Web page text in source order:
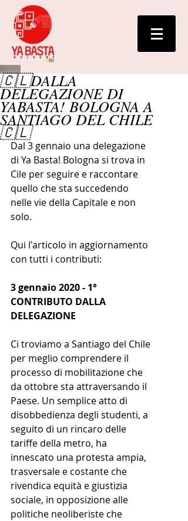
🇨🇱DALLA
DELEGAZIONE DI
YABASTA! BOLOGNA A
SANTIAGO DEL CHILE
🇨🇱
Dal 3 gennaio una delegazione
di Ya Basta! Bologna si trova in
Cile per seguire e raccontare
quello che sta succedendo
nelle vie della Capitale e non
solo.
Qui l'articolo in aggiornamento
con tutti i contributi:
3 gennaio 2020 - 1°
CONTRIBUTO DALLA
DELEGAZIONE
Ci troviamo a Santiago del Chile
per meglio comprendere il
processo di mobilitazione che
da ottobre sta attraversando il
Paese. Un semplice atto di
disobbedienza degli studenti, a
seguito di un rincaro delle
tariffe della metro, ha
innescato una protesta ampia,
trasversale e costante che
rivendica equità e giustizia
sociale, in opposizione alle
politiche neoliberiste che